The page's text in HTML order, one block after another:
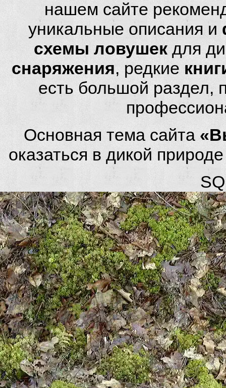
нашем сайте
уникальные описания и
схемы ловушек для
снаряжения, редкие
есть большой
Основная тема сайта
оказаться в дикой